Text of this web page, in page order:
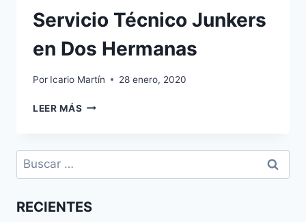
Servicio Técnico Junkers
en Dos Hermanas
Por Icario Martín 28 enero, 2020
LEER MÁS SERVICIO
EN
HERMANAS
Buscar:
RECIENTES